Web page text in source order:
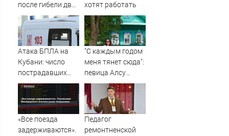
после гибели двух
пассажиров в
Башкирии
хотят работать
Атака БПЛА на
Кубани: число
пострадавших
достигло шести
"С каждым годом
меня тянет сюда":
певица Алсу
приехала в
татарскую
деревню, где
прошло ее
«Все поезда
задерживаются».
Педагог
ремонтненской